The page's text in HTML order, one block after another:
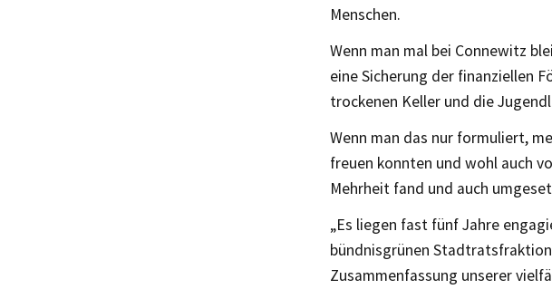
Menschen.
Wenn man mal bei Connewitz
eine Sicherung der finanziellen
trockenen Keller und die
Wenn man das nur formuliert,
freuen konnten und wohl auch
Mehrheit fand und auch
„Es liegen fast fünf Jahre
bündnisgrünen
Zusammenfassung unserer